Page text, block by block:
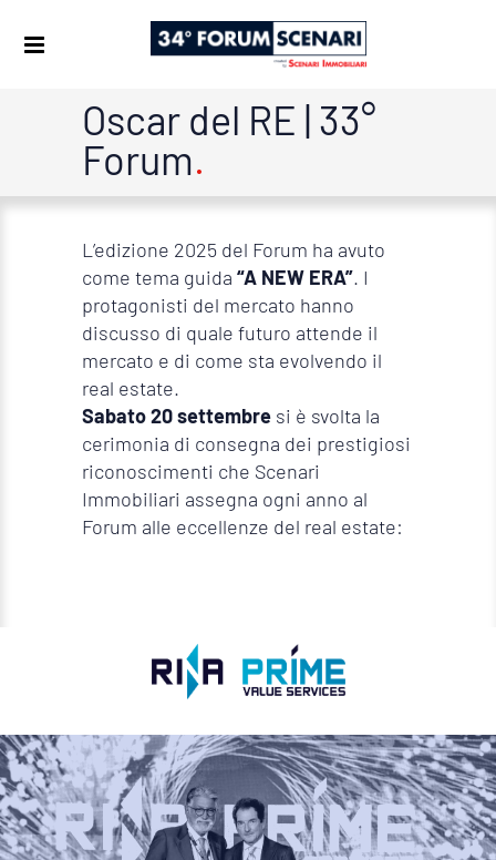
Oscar del RE | 33°
Forum
L’edizione 2025 del Forum ha avuto
come tema guida “A NEW ERA”. I
protagonisti del mercato hanno
discusso di quale futuro attende il
mercato e di come sta evolvendo il
real estate.
Sabato 20 settembre si è svolta la
cerimonia di consegna dei prestigiosi
riconoscimenti che Scenari
Immobiliari assegna ogni anno al
Forum alle eccellenze del real estate: